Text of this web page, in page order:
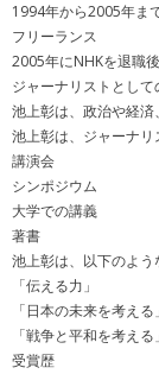
1994年から2005年ま
フリーランス
2005年にNHKを退職
ジャーナリストとして
池上彰は、政治や経
池上彰は、ジャーナリ
講演会
シンポジウム
大学での講義
著書
池上彰は、以下のよう
「伝える力」
「日本の未来を考える」
「戦争と平和を考える」
受賞歴